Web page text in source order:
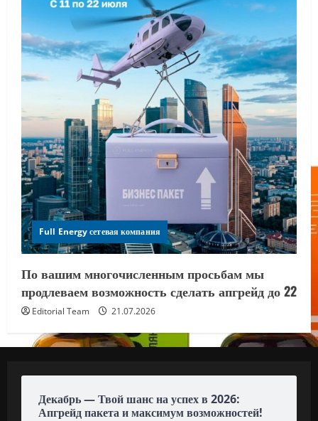
Full Energy сетевая компания
По вашим многочисленным просьбам мы
продлеваем возможность сделать апгрейд до 22
Editorial Team 21.07.2026
Декабрь — Твой шанс на успех в 2026:
Апгрейд пакета и максимум возможностей!